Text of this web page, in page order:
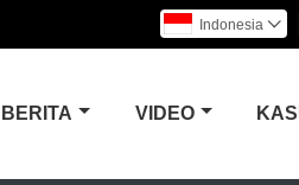
Indonesia 
BERITA VIDEO